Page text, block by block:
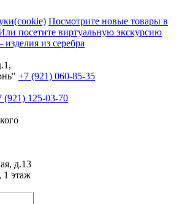
Посмотрите новые товары в
посетите виртуальную экскурсию
+7 (921) 060-85-35
(921) 125-03-70
д.13
1 этаж